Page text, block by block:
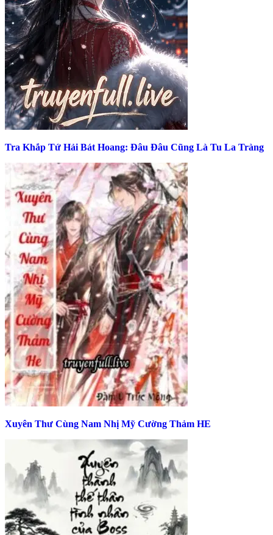
Tra Khắp Tứ Hải Bát Hoang: Đâu Đâu Cũng Là Tu La Tràng
Xuyên Thư Cùng Nam Nhị Mỹ Cường Thảm HE